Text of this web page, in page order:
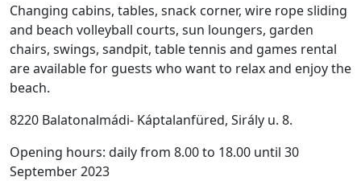
Changing cabins, tables, snack corner, wire rope sliding
and beach volleyball courts, sun loungers, garden
chairs, swings, sandpit, table tennis and games rental
are available for guests who want to relax and enjoy the
beach.
8220 Balatonalmádi- Káptalanfüred, Sirály u. 8.
Opening hours: daily from 8.00 to 18.00 until 30
September 2023